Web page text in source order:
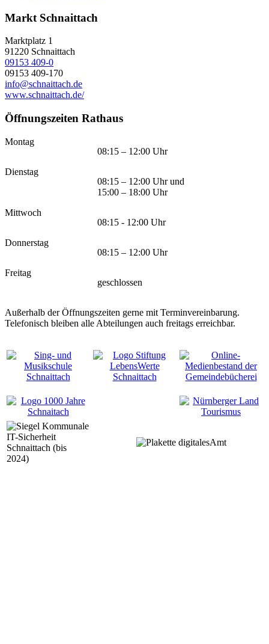
Markt Schnaittach
Marktplatz 1
91220 Schnaittach
09153 409-0
09153 409-170
info@schnaittach.de
www.schnaittach.de/
Öffnungszeiten Rathaus
Montag
08:15 – 12:00 Uhr
Dienstag
08:15 – 12:00 Uhr und
15:00 – 18:00 Uhr
Mittwoch
08:15 - 12:00 Uhr
Donnerstag
08:15 – 12:00 Uhr
Freitag
geschlossen
Außerhalb der Öffnungszeiten gerne mit Terminvereinbarung.
Telefonisch bleiben alle Abteilungen auch freitags erreichbar.